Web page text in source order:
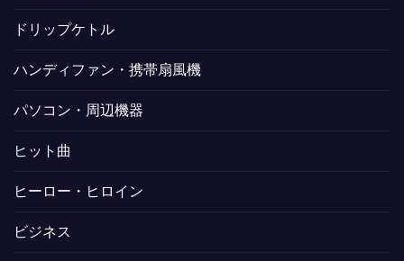
ドリップケトル
ハンディファン・携帯扇風機
パソコン・周辺機器
ヒット曲
ヒーロー・ヒロイン
ビジネス